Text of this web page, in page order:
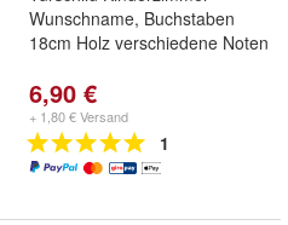
Wunschname, Buchstaben
18cm Holz verschiedene Noten
6,90 €
+ 1,80 € Versand
1